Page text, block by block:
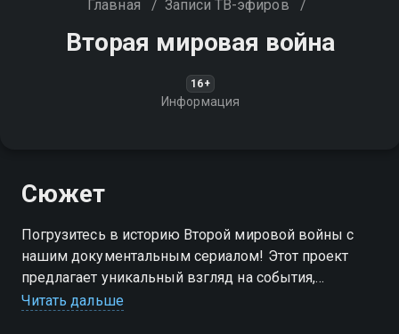
Главная / Записи ТВ-эфиров /
Вторая мировая война
16+
Информация
Сюжет
Погрузитесь в историю Второй мировой войны с
нашим документальным сериалом! Этот проект
предлагает уникальный взгляд на события,
изменившие мир, через архивные кадры, интервью
Читать дальше